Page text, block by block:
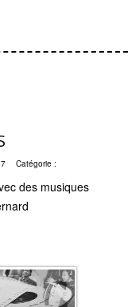
Catégorie :
des musiques